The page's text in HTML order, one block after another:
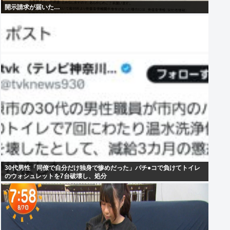
開示請求が届いた…
30代男性「同僚で自分だけ独身で惨めだった」パチ●コで負けてトイレ
のウォシュレットを7台破壊し、処分